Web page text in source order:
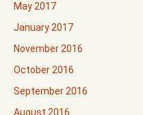
May 2017
January 2017
November 2016
October 2016
September 2016
August 2016